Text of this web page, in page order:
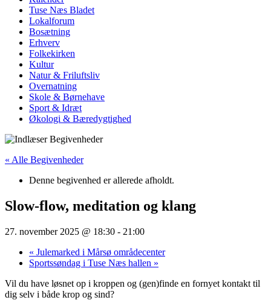
Tuse Næs Bladet
Lokalforum
Bosætning
Erhverv
Folkekirken
Kultur
Natur & Friluftsliv
Overnatning
Skole & Børnehave
Sport & Idræt
Økologi & Bæredygtighed
« Alle Begivenheder
Denne begivenhed er allerede afholdt.
Slow-flow, meditation og klang
27. november 2025 @ 18:30 - 21:00
« Julemarked i Mårsø områdecenter
Sportssøndag i Tuse Næs hallen »
Vil du have løsnet op i kroppen og (gen)finde en fornyet kontakt til
dig selv i både krop og sind?